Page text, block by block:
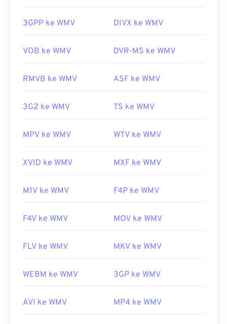
WMV juga mudah dikonversi ke jenis berkas video
konversi dapat menurunkan kualitas gambar. Jika
dan sumber terbuka untuk mengonversi berkas
Dikembangkan oleh:
Microsoft
Tautan yang berguna:
3GPP ke WMV DIVX ke WMV
VOB ke WMV DVR-MS ke WMV
RMVB ke WMV ASF ke WMV
3G2 ke WMV TS ke WMV
MPV ke WMV WTV ke WMV
XVID ke WMV MXF ke WMV
M1V ke WMV F4P ke WMV
F4V ke WMV MOV ke WMV
FLV ke WMV MKV ke WMV
WEBM ke WMV 3GP ke WMV
AVI ke WMV MP4 ke WMV